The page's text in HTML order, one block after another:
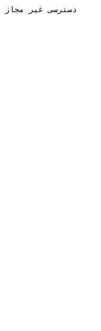
دسترسی غیر مجاز